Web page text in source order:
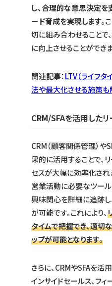
し、合理的な意思決定を
ード育成を実現します。
切に組み合わせること
に向上させることができま
関連記事：LTV（ライフタ
法や最大化させる施策も
CRM/SFAを活用した
CRM（顧客関係管理）や
果的に活用することで、
セスが大幅に効率化され
営業活動に必要なツール
興味関心を詳細に追跡
が可能です。これにより、
タイムで把握でき、適切
ップが可能となります。
さらに、CRMやSFAを活
インサイドセールス、フ